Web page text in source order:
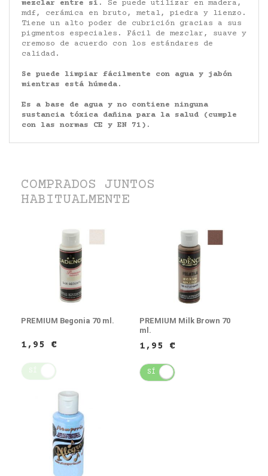
mezclar entre sí.
Se puede utilizar en madera,
mdf, cerámica en bruto, metal, piedra y lienzo.
Tiene un alto poder de cubrición gracias a sus
pigmentos especiales. Fácil de mezclar, suave y
cremoso de acuerdo con los estándares de
calidad.
Se puede limpiar fácilmente con agua y jabón
mientras está húmeda.
Es a base de agua y no contiene ninguna
sustancia tóxica dañina para la salud (cumple
con las normas CE y EN 71).
COMPRADOS JUNTOS
HABITUALMENTE
PREMIUM Begonia 70 ml.
1,95 €
SÍ
PREMIUM Milk Brown 70
ml.
1,95 €
SÍ